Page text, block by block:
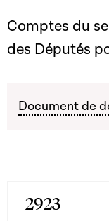
Comptes du
des Députés
Document de
2923